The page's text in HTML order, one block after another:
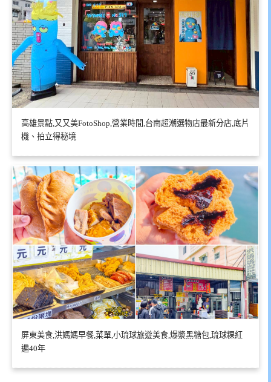
高雄景點,又又美FotoShop,營業時間,台南超潮選物店最新分店,底片
機、拍立得秘境
屏東美食,洪媽媽早餐,菜單,小琉球旅遊美食,爆漿黑糖包,琉球粿紅
遍40年